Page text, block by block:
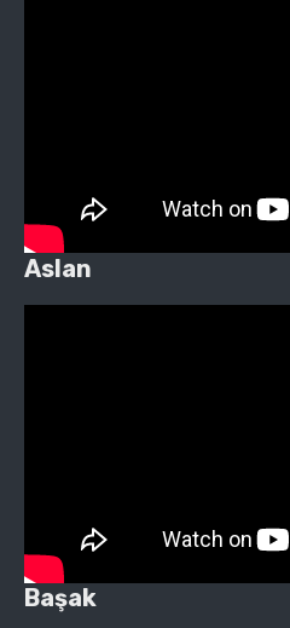
Aslan
Başak